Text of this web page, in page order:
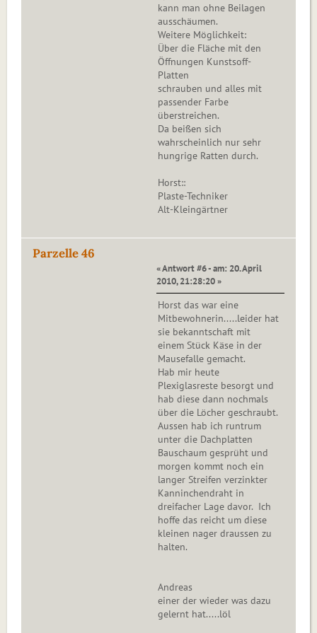
kann man ohne Beilagen
ausschäumen.
Weitere Möglichkeit:
Über die Fläche mit den
Öffnungen Kunstsoff-
Platten
schrauben und alles mit
passender Farbe
überstreichen.
Da beißen sich
wahrscheinlich nur sehr
hungrige Ratten durch.
Horst::
Plaste-Techniker
Alt-Kleingärtner
Parzelle 46
« Antwort #6 - am: 20. April
2010, 21:28:20 »
Horst das war eine
Mitbewohnerin.....leider hat
sie bekanntschaft mit
einem Stück Käse in der
Mausefalle gemacht.
Hab mir heute
Plexiglasreste besorgt und
hab diese dann nochmals
über die Löcher geschraubt.
Aussen hab ich runtrum
unter die Dachplatten
Bauschaum gesprüht und
morgen kommt noch ein
langer Streifen verzinkter
Kanninchendraht in
dreifacher Lage davor. Ich
hoffe das reicht um diese
kleinen nager draussen zu
halten.
Andreas
einer der wieder was dazu
gelernt hat.....löl